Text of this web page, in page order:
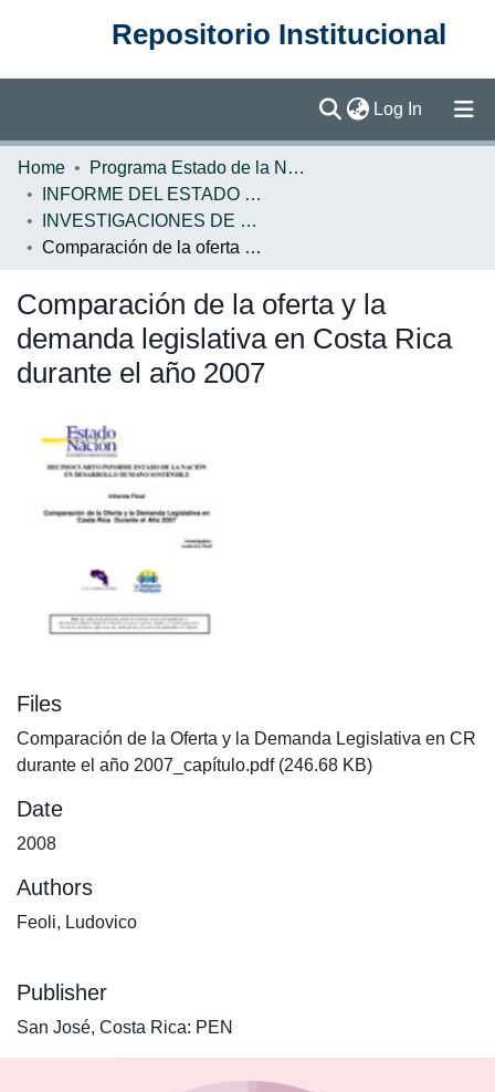
Repositorio Institucional
Log In (current)
Communities & Collections
Statistics
Home
Programa Estado de la Nación (PEN)
INFORME DEL ESTADO DE LA NACION
INVESTIGACIONES DE BASE EN
Comparación de la oferta y la demanda legislativa en Costa Rica durante el año 2007
Comparación de la oferta y la
demanda legislativa en Costa Rica
durante el año 2007
Files
Comparación de la Oferta y la Demanda Legislativa en CR
durante el año 2007_capítulo.pdf(246.68 KB)
Date
2008
Authors
Feoli, Ludovico
Publisher
San José, Costa Rica: PEN